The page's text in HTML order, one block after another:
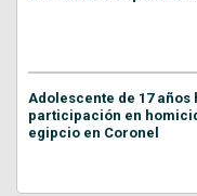
Adolescente de 17
participación en
egipcio en Coronel